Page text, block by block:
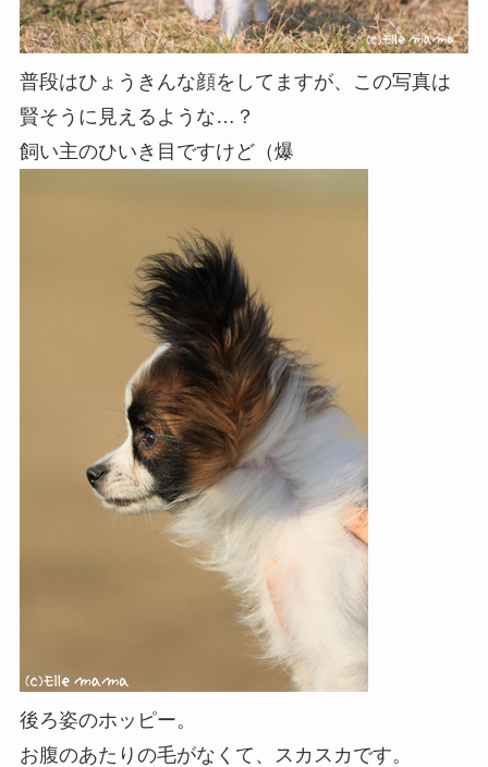
普段はひょうきんな顔をしてますが、この写真は
賢そうに見えるような…？
飼い主のひいき目ですけど（爆
後ろ姿のホッピー。
お腹のあたりの毛がなくて、スカスカです。